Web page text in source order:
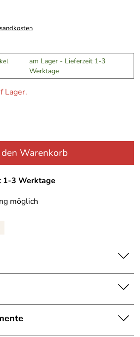
am Lager - Lieferzeit 1-3
Werktage
Lager.
Warenkorb
1-3 Werktage
möglich
Up-Town Urban